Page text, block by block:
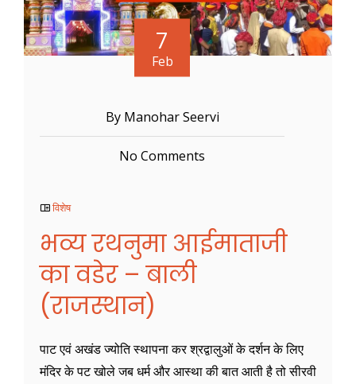
7
Feb
By Manohar Seervi
No Comments
विशेष
भव्य रथनुमा आईमाताजी
का वडेर – बाली
(राजस्थान)
पाट एवं अखंड ज्योति स्थापना कर श्रद्वालुओं के दर्शन के लिए
मंदिर के पट खोले जब धर्म और आस्था की बात आती है तो सीरवी